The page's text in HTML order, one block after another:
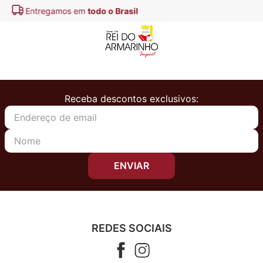
Pague em até
Receba descontos exclusivos:
ENVIAR
REDES SOCIAIS